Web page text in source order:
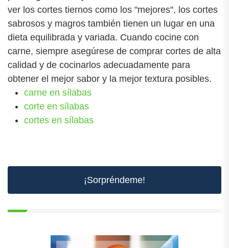
ver los cortes tiernos como los "mejores", los cortes
sabrosos y magros también tienen un lugar en una
dieta equilibrada y variada. Cuando cocine con
carne, siempre asegúrese de comprar cortes de alta
calidad y de cocinarlos adecuadamente para
obtener el mejor sabor y la mejor textura posibles.
carne en sílabas
corte en sílabas
cortes en sílabas
¡Sorpréndeme!